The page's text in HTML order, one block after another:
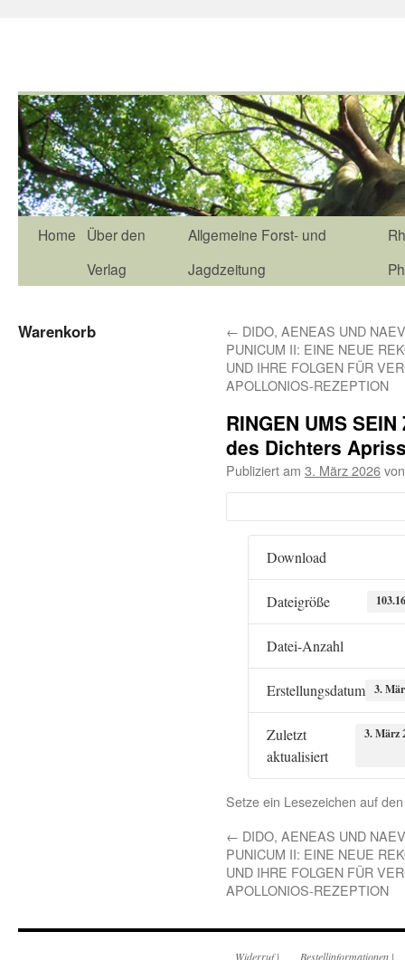
Home
Über den
Verlag
Allgemeine Forst- und
Jagdzeitung
← DIDO, AENEAS UND
PUNICUM II: EINE NEUE
UND IHRE FOLGEN FÜR
APOLLONIOS-REZEPTION
RINGEN UMS
des Dichters
Publiziert am 3. März 2026von
Download
Dateigröße
Datei-Anzahl
Erstellungsdatum 3.
Zuletzt
aktualisiert
3. März
Setze ein Lesezeichen auf
← DIDO, AENEAS UND
PUNICUM II: EINE NEUE
UND IHRE FOLGEN FÜR
APOLLONIOS-REZEPTION
Warenkorb
Widerruf| Bestellinformationen |